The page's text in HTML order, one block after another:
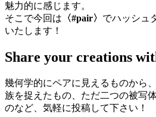
魅力的に感じます。
そこで今回は 〈#pair〉 でハッシュ
いたします！
Share your creations
幾何学的にペアに見えるものから
族を捉えたもの、ただ二つの被写
のなど、気軽に投稿して下さい！